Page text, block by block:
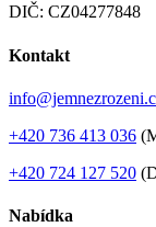
DIČ: CZ04277848
Kontakt
+420 736 413 036
+420 724 127 520
Nabídka